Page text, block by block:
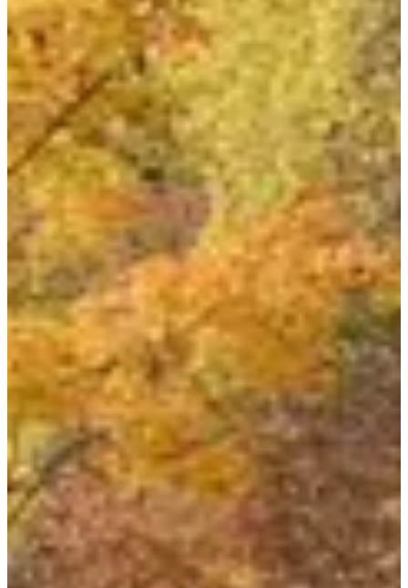
Lieu
Nogent-sur-Oise
60 - Oise
Savais-tu que l’OMS conseille de faire au moins 10 000 pas par jour
pour être en bonne santé ? Avec les 60 kilomètres de marche de
l’Oise tu vas être servi ! Au menu une marche en groupe de 18
kilomètres, un semi-marathon et le Marathon des 3 forêts. Cette
marche 100% nature se fera entre les communes de Chantilly et
Nogent-sur-Oise, une navette sera mise à ta disposition pour le
retour. Prêt à te forger une santé en béton ? Rendez-vous sur la ligne
de départ !
Courses
juin 2027
Date à confirmer
Marche en groupe 18 km
Marche
Randonnée pédestre